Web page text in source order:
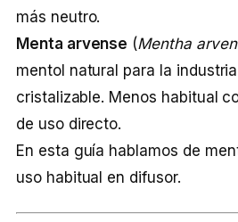
más neutro.
Menta arvense (Mentha
mentol natural para la
cristalizable. Menos habitual
de uso directo.
En esta guía hablamos de
uso habitual en difusor.